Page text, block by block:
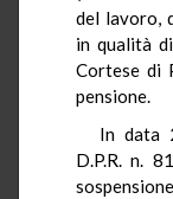
del lavoro,
in qualità
Cortese di
pensione.
In data
D.P.R. n.